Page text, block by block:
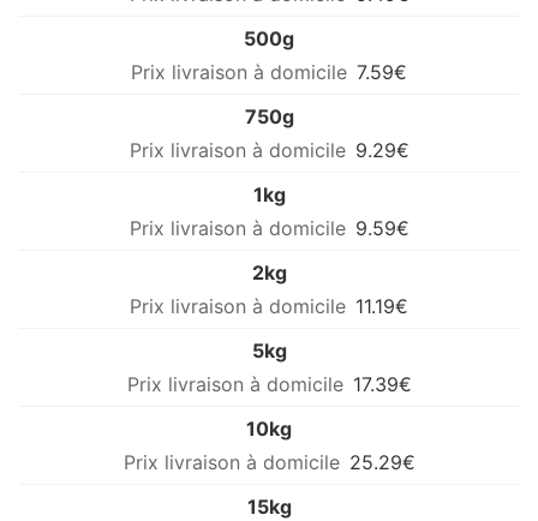
500g
7.59€
750g
9.29€
1kg
9.59€
2kg
11.19€
5kg
17.39€
10kg
25.29€
15kg